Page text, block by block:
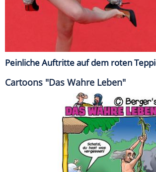
Peinliche Auftritte auf dem roten
Cartoons "Das Wahre Leben"